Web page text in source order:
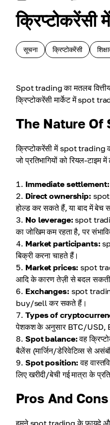
क्रिप्टोकरेंसी
सूचना क्रिप्टोकरेंसी
Spot trading का मतलब
क्रिप्टोकरेंसी मार्केट में spot
The Nature Of
क्रिप्टोकरेंसी में spot trading
जो प्रतिभागियों को रियल-
Immediate settlement:
Direct ownership: spot
होल्ड कर सकते हैं, या बाद में बेच
No leverage: spot
का जोखिम कम रहता है, पर
Market participants:
बिक्री करना चाहते हैं।
Market prices: spot
आदि के कारण तेज़ी से बदल
Exchanges: spot
buy/sell कर सकते हैं।
Types of
पेशकश के अनुसार BTC/USD,
Spot balance:वह
बैलेंस (मार्जिन/डेरिवेटिव्स से
Spot position: वह
लिए खरीदी/बेची गई मात्रा के
Pros And
हमने spot trading के फ़ायदे और